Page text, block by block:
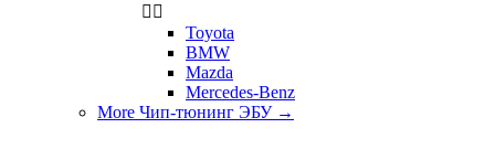
 
Toyota
BMW
Mazda
Mercedes-Benz
More Чип-тюнинг ЭБУ →